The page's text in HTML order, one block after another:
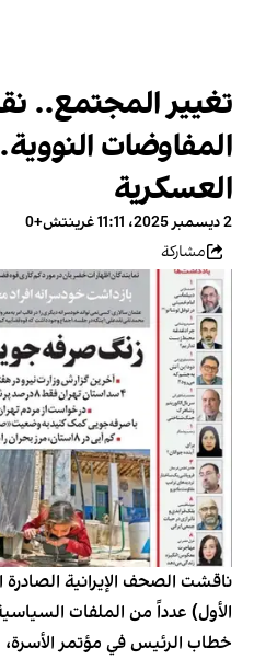
تغيير المجتمع..
المفاوضات
العسكرية
2 ديسمبر 2025، 11:11 غرينتش+0
مشاركة
الأول) عدداً من الملفات
خطاب الرئيس في مؤتمر